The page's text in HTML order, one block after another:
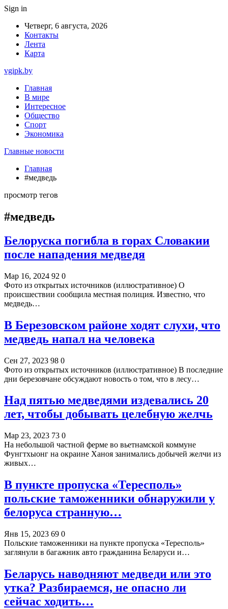
Sign in
Четверг, 6 августа, 2026
Контакты
Лента
Карта
vgipk.by
Главная
В мире
Интересное
Общество
Спорт
Экономика
Главные новости
Главная
#медведь
просмотр тегов
#медведь
Белоруска погибла в горах Словакии
после нападения медведя
Мар 16, 2024 92 0
Фото из открытых источников (иллюстративное) О
происшествии сообщила местная полиция. Известно, что
медведь…
В Березовском районе ходят слухи, что
медведь напал на человека
Сен 27, 2023 98 0
Фото из открытых источников (иллюстративное) В последние
дни березовчане обсуждают новость о том, что в лесу…
Над пятью медведями издевались 20
лет, чтобы добывать целебную желчь
Мар 23, 2023 73 0
На небольшой частной ферме во вьетнамской коммуне
Фунгтхыонг на окраине Ханоя занимались добычей желчи из
живых…
В пункте пропуска «Тересполь»
польские таможенники обнаружили у
белоруса странную…
Янв 15, 2023 69 0
Польские таможенники на пункте пропуска «Тересполь»
заглянули в багажник авто гражданина Беларуси и…
Беларусь наводняют медведи или это
утка? Разбираемся, не опасно ли
сейчас ходить…